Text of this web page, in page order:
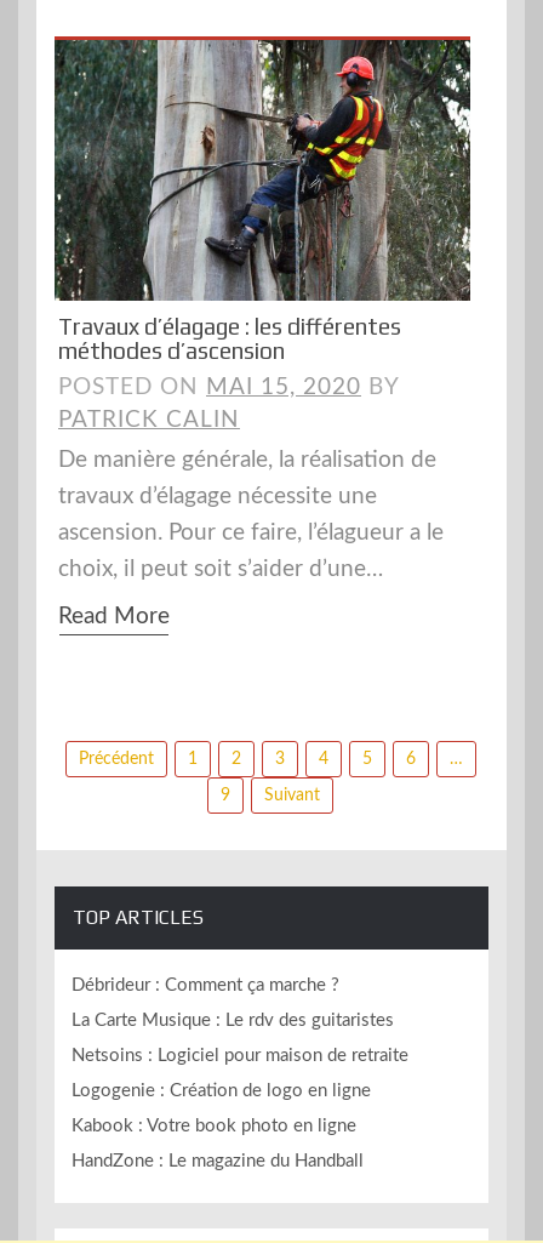
Travaux d’élagage : les différentes
méthodes d’ascension
POSTED ON MAI 15, 2020 BY
PATRICK CALIN
De manière générale, la réalisation de
travaux d’élagage nécessite une
ascension. Pour ce faire, l’élagueur a le
choix, il peut soit s’aider d’une…
Read More
Pagination
Précédent 1 2 3 4 5 6 …
9 Suivant
TOP ARTICLES
Débrideur : Comment ça marche ?
La Carte Musique : Le rdv des guitaristes
Netsoins : Logiciel pour maison de retraite
Logogenie : Création de logo en ligne
Kabook : Votre book photo en ligne
HandZone : Le magazine du Handball